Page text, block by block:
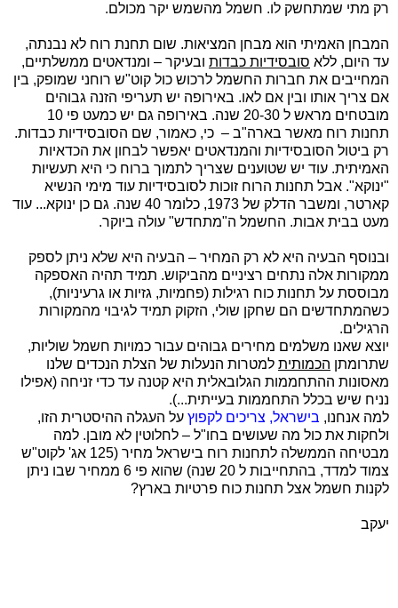
רק מתי שמתחשק לו. חשמל מהשמש יקר מכולם.
המבחן האמיתי הוא מבחן המציאות. שום תחנת רוח לא נבנתה,
עד היום, ללא סובסידיות כבדות ובעיקר – ומנדאטים ממשלתיים,
המחייבים את חברות החשמל לרכוש כול קוט"ש רוחני שמופק, בין
אם צריך אותו ובין אם לאו. באירופה יש תעריפי הזנה גבוהים
מובטחים מראש ל 20-30 שנה. באירופה גם יש כמעט פי 10
תחנות רוח מאשר בארה"ב – כי, כאמור, שם הסובסידיות כבדות.
רק ביטול הסובסידיות והמנדאטים יאפשר לבחון את הכדאיות
האמיתית. עוד יש שטוענים שצריך לתמוך ברוח כי היא תעשיות
"ינוקא". אבל תחנות הרוח זוכות לסובסידיות עוד מימי הנשיא
קארטר, ומשבר הדלק של 1973, כלומר 40 שנה. גם כן ינוקא... עוד
מעט בבית אבות. החשמל ה"מתחדש" עולה ביוקר.
ובנוסף הבעיה היא לא רק המחיר – הבעיה היא שלא ניתן לספק
ממקורות אלה נתחים רציניים מהביקוש. תמיד תהיה האספקה
מבוססת על תחנות כוח רגילות (פחמיות, גזיות או גרעיניות),
כשהמתחדשים הם שחקן שולי, הזקוק תמיד לגיבוי מהמקורות
הרגילים.
יוצא שאנו משלמים מחירים גבוהים עבור כמויות חשמל שוליות,
שתרומתן הכמותית למטרות הנעלות של הצלת הנכדים שלנו
מאסונות ההתחממות הגלובאלית היא קטנה עד כדי זניחה (אפילו
נניח שיש בכלל התחממות בעייתית...).
למה אנחנו, בישראל, צריכים לקפוץ על העגלה ההיסטרית הזו,
ולחקות את כול מה שעושים בחו"ל – לחלוטין לא מובן. למה
מבטיחה הממשלה לתחנות רוח בישראל מחיר (125 אג' לקוט"ש
צמוד למדד, בהתחייבות ל 20 שנה) שהוא פי 6 ממחיר שבו ניתן
לקנות חשמל אצל תחנות כוח פרטיות בארץ?
יעקב